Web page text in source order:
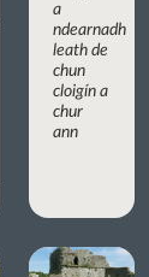
a
ndearnadh
leath de
chun
cloigín a
chur
ann